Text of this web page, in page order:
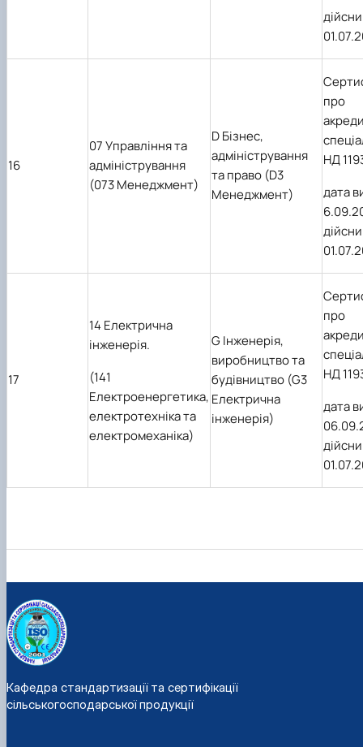
16
07 Управління та
адміністрування
(073 Менеджмент)
D Бізнес,
адміністрування
та право (D3
Менеджмент)
про
НД
дата
17
14 Електрична
інженерія.
(141
Електроенергетика,
електротехніка та
електромеханіка)
G Інженерія,
виробництво та
будівництво (G3
Електрична
інженерія)
про
НД
дата
Кафедра стандартизації та сертифікації
сільськогосподарської продукції